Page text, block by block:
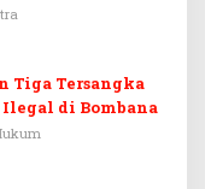
Tiga Tersangka
Ilegal di Bombana